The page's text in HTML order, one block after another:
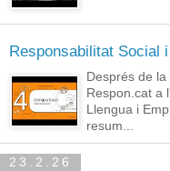
Responsabilitat Social
Després de
Respon.cat a
Llengua i
resum...
23.2.26